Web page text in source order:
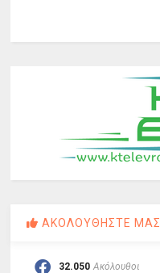
ΑΚΟΛΟΥΘΗΣΤΕ ΜΑΣ
32.050 Ακόλουθοι